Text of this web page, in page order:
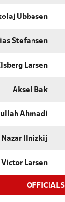
Ubbesen
Stefansen
Larsen
Aksel Bak
Ahmadi
Nazar Ilnizkij
Victor Larsen
OFFICIALS